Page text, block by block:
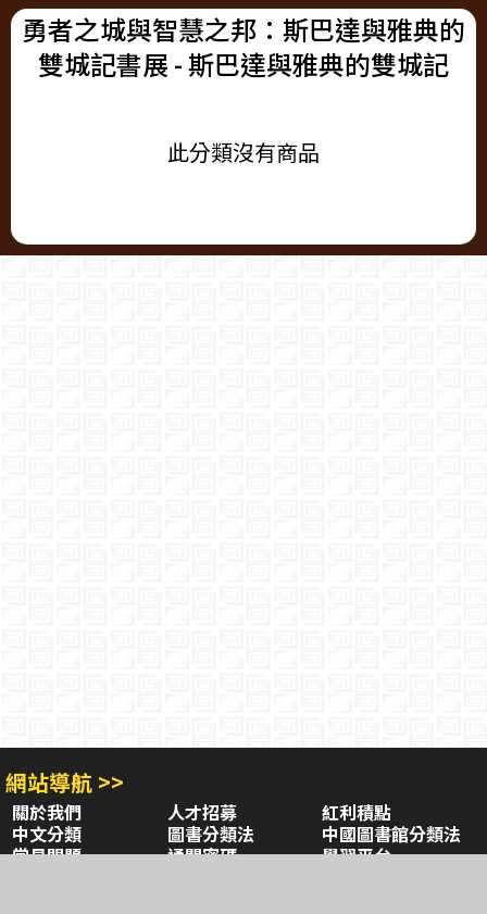
勇者之城與智慧之邦：斯巴達與雅典的
雙城記書展 - 斯巴達與雅典的雙城記
此分類沒有商品
網站導航 >>
關於我們 人才招募
紅利積點
中文分類
圖書分類法
中國圖書館分類法
常見問題
通關密碼
學習平台